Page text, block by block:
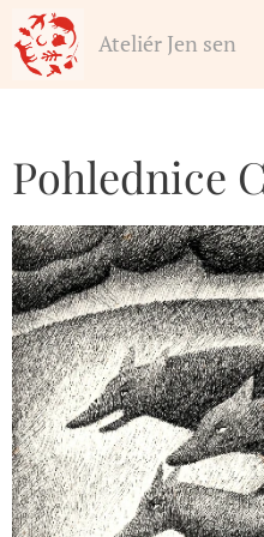
Ateliér Jen sen
Pohlednice